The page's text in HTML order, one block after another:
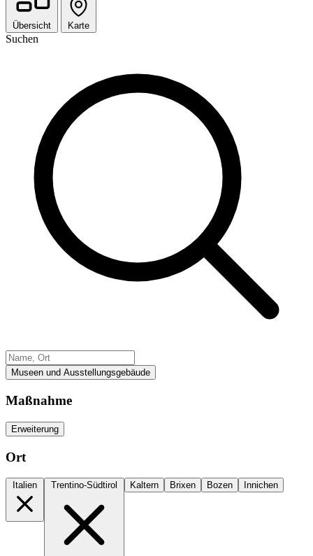
Übersicht Karte
Suchen
Museen und Ausstellungsgebäude
Maßnahme
Erweiterung
Ort
Italien Trentino-Südtirol Kaltern Brixen Bozen Innichen